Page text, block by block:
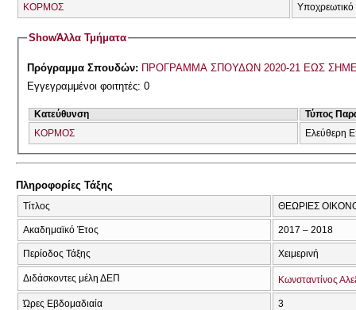
ΚΟΡΜΟΣ
Υποχρεωτικό
ShowΆλλα Τμήματα
Πρόγραμμα Σπουδών: ΠΡΟΓΡΑΜΜΑ ΣΠΟΥΔΩΝ 2020-21 ΕΩΣ
Εγγεγραμμένοι φοιτητές: 0
Κατεύθυνση
Τύπος
ΚΟΡΜΟΣ
Ελεύθερη
Πληροφορίες Τάξης
Τίτλος ΘΕΩΡΙΕΣ
Ακαδημαϊκό Έτος 2017 – 2018
Περίοδος Τάξης Χειμερινή
Διδάσκοντες μέλη ΔΕΠ Κωνσταντίνος
Ώρες Εβδομαδιαία 3